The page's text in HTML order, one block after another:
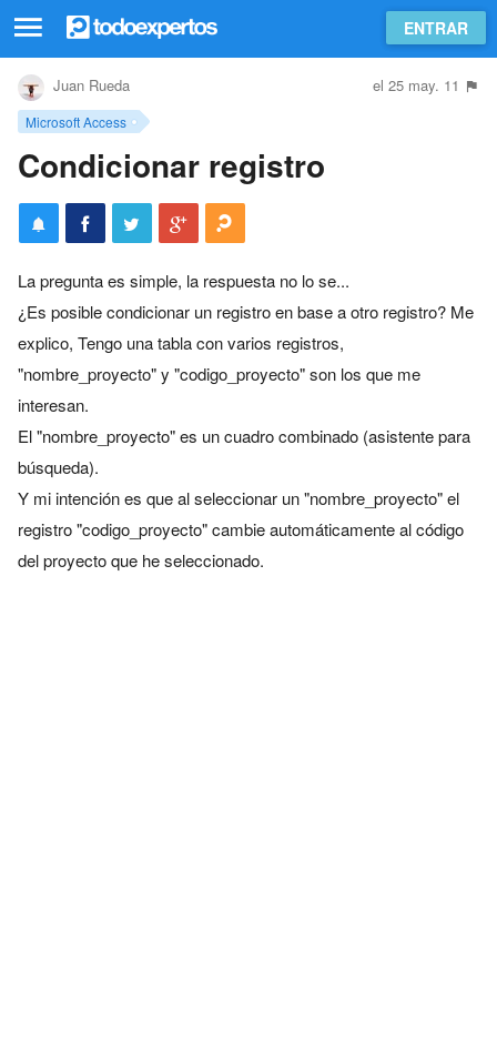
ENTRAR
Microsoft Access
Juan Rueda el 25 may. 11
Condicionar registro
La pregunta es simple, la respuesta no lo se...
¿Es posible condicionar un registro en base a otro registro? Me
explico, Tengo una tabla con varios registros,
"nombre_proyecto" y "codigo_proyecto" son los que me
interesan.
El "nombre_proyecto" es un cuadro combinado (asistente para
búsqueda).
Y mi intención es que al seleccionar un "nombre_proyecto" el
registro "codigo_proyecto" cambie automáticamente al código
del proyecto que he seleccionado.